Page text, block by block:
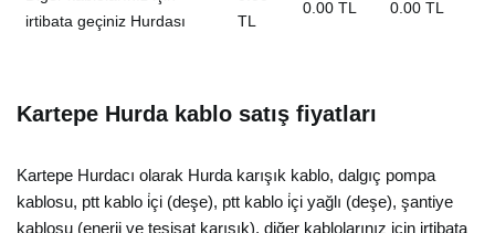
irtibata geçiniz Hurdası
TL
0.00 TL 0.00 TL
Kartepe Hurda kablo satış fiyatları
Kartepe Hurdacı olarak Hurda karışık kablo, dalgıç pompa
kablosu, ptt kablo i̇çi (deşe), ptt kablo i̇çi yağlı (deşe), şantiye
kablosu (enerji ve tesisat karışık), diğer kablolarınız için irtibata